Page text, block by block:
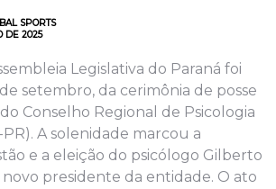
SPORTS
DE 2025
Legislativa do Paraná foi
setembro, da cerimônia de posse
Conselho Regional de Psicologia
PR). A solenidade marcou a
e a eleição do psicólogo Gilberto
presidente da entidade. O ato